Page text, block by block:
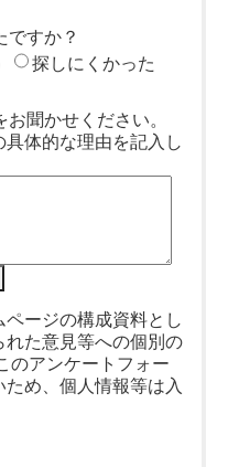
ですか？
探しにくかった
聞かせください。
体的な理由を記入し
ージの構成資料とし
れた意見等への個別の
のアンケートフォー
め、個人情報等は入